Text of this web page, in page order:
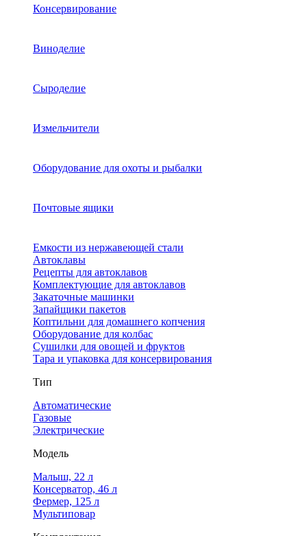
Консервирование
Виноделие
Сыроделие
Измельчители
Оборудование для охоты и рыбалки
Почтовые ящики
Емкости из нержавеющей стали
Автоклавы
Рецепты для автоклавов
Комплектующие для автоклавов
Закаточные машинки
Запайщики пакетов
Коптильни для домашнего копчения
Оборудование для колбас
Сушилки для овощей и фруктов
Тара и упаковка для консервирования
Тип
Автоматические
Газовые
Электрические
Модель
Малыш, 22 л
Консерватор, 46 л
Фермер, 125 л
Мультиповар